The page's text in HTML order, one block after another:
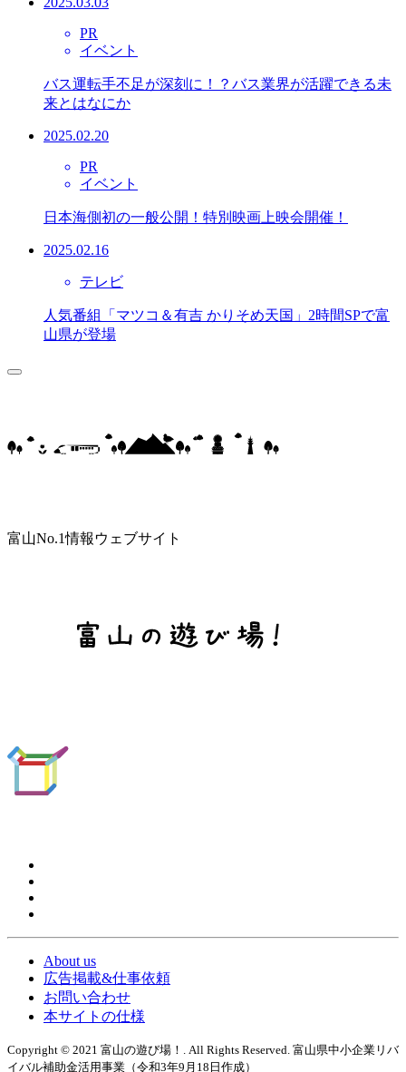
PR
イベント
バス運転手不足が深刻に！？バス業界が活躍できる未
来とはなにか
2025.02.20
PR
イベント
日本海側初の一般公開！特別映画上映会開催！
2025.02.16
テレビ
人気番組「マツコ＆有吉 かりそめ天国」2時間SPで富
山県が登場
富山No.1情報ウェブサイト
About us
広告掲載&仕事依頼
お問い合わせ
本サイトの仕様
Copyright © 2021 富山の遊び場！. All Rights Reserved. 富山県中小企業リバ
イバル補助金活用事業（令和3年9月18日作成）